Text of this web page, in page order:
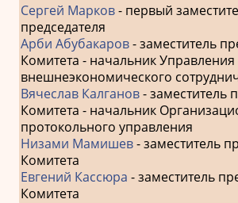
Сергей Марков- первый
председателя
Арби Абубакаров- заместитель
Комитета - начальник Управления
внешнеэкономического
Вячеслав Калганов- заместитель
Комитета - начальник
протокольного управления
Низами Мамишев- заместитель
Комитета
Евгений Кассюра - заместитель
Комитета